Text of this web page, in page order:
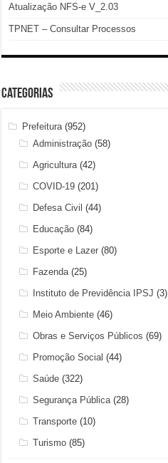
Atualização NFS-e V_2.03
TPNET – Consultar Processos
Categorias
Prefeitura(952)
Administração (58)
Agricultura(42)
COVID-19 (201)
Defesa Civil (44)
Educação (84)
Esporte e Lazer (80)
Fazenda(25)
Instituto de Previdência IPSJ (3)
Meio Ambiente (46)
Obras e Serviços Públicos (69)
Promoção Social (44)
Saúde (322)
Segurança Pública(28)
Transporte (10)
Turismo (85)